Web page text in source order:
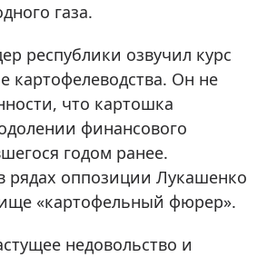
газа.
республики озвучил курс
картофелеводства. Он не
что картошка
финансового
годом ранее.
рядах оппозиции Лукашенко
«картофельный фюрер».
недовольство и